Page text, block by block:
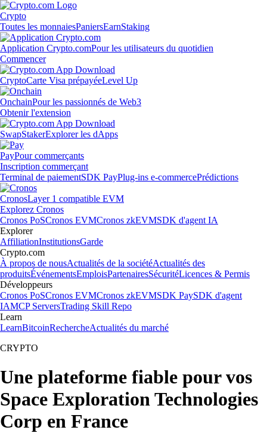
Crypto
Toutes les monnaiesPaniersEarnStaking
Application Crypto.comPour les utilisateurs du quotidien
Commencer
CryptoCarte Visa prépayéeLevel Up
OnchainPour les passionnés de Web3
Obtenir l'extension
SwapStakerExplorer les dApps
PayPour commerçants
Inscription commerçant
Terminal de paiementSDK PayPlug-ins e-commercePrédictions
CronosLayer 1 compatible EVM
Explorez Cronos
Cronos PoSCronos EVMCronos zkEVMSDK d'agent IA
Explorer
AffiliationInstitutionsGarde
Crypto.com
À propos de nousActualités de la sociétéActualités des
produitsÉvénementsEmploisPartenairesSécuritéLicences & Permis
Développeurs
Cronos PoSCronos EVMCronos zkEVMSDK PaySDK d'agent
IAMCP ServersTrading Skill Repo
Learn
LearnBitcoinRechercheActualités du marché
CRYPTO
Une plateforme fiable pour vos
Space Exploration Technologies
Corp en France